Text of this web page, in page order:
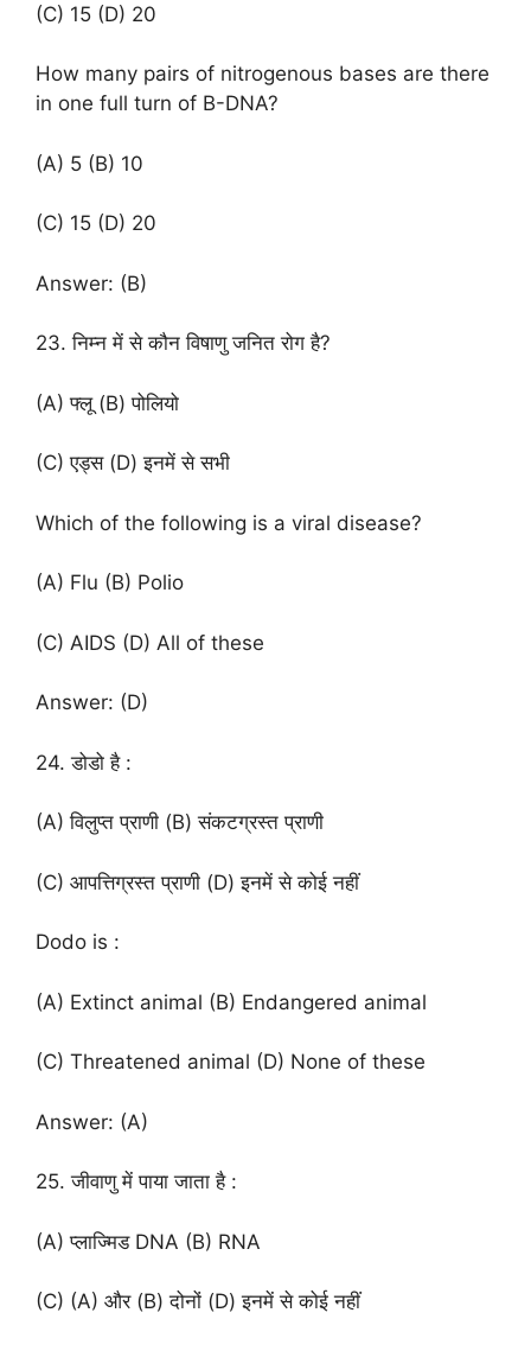
(C) 15 (D) 20
How many pairs of nitrogenous bases are there
in one full turn of B-DNA?
(A) 5 (B) 10
(C) 15 (D) 20
Answer: (B)
23. निम्न में से कौन विषाणु जनित रोग है?
(A) फ्लू (B) पोलियो
(C) एड्स (D) इनमें से सभी
Which of the following is a viral disease?
(A) Flu (B) Polio
(C) AIDS (D) All of these
Answer: (D)
24. डोडो है :
(A) विलुप्त प्राणी (B) संकटग्रस्त प्राणी
(C) आपत्तिग्रस्त प्राणी (D) इनमें से कोई नहीं
Dodo is :
(A) Extinct animal (B) Endangered animal
(C) Threatened animal (D) None of these
Answer: (A)
25. जीवाणु में पाया जाता है :
(A) प्लाज्मिड DNA (B) RNA
(C) (A) और (B) दोनों (D) इनमें से कोई नहीं